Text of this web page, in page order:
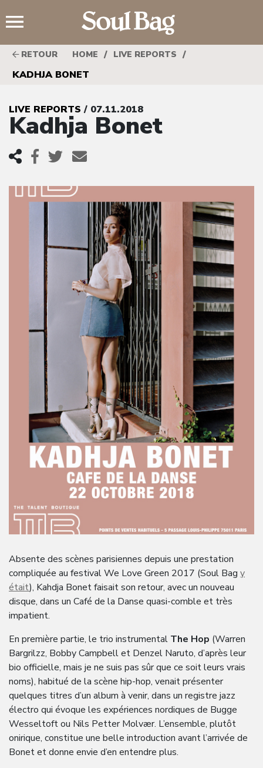
RETOUR HOME / LIVE REPORTS /
KADHJA BONET
LIVE REPORTS / 07.11.2018
Kadhja Bonet
Absente des scènes parisiennes depuis une prestation
compliquée au festival We Love Green 2017 (Soul Bag y
était), Kahdja Bonet faisait son retour, avec un nouveau
disque, dans un Café de la Danse quasi-comble et très
impatient.
En première partie, le trio instrumental The Hop (Warren
Bargrilzz, Bobby Campbell et Denzel Naruto, d’après leur
bio officielle, mais je ne suis pas sûr que ce soit leurs vrais
noms), habitué de la scène hip-hop, venait présenter
quelques titres d’un album à venir, dans un registre jazz
électro qui évoque les expériences nordiques de Bugge
Wesseltoft ou Nils Petter Molvær. L’ensemble, plutôt
onirique, constitue une belle introduction avant l’arrivée de
Bonet et donne envie d’en entendre plus.